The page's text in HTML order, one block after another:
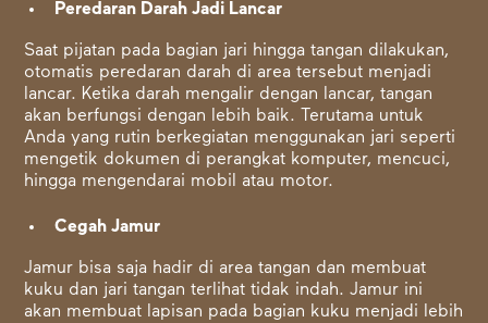
Peredaran Darah Jadi Lancar
Saat pijatan pada bagian jari hingga tangan dilakukan,
otomatis peredaran darah di area tersebut menjadi
lancar. Ketika darah mengalir dengan lancar, tangan
akan berfungsi dengan lebih baik. Terutama untuk
Anda yang rutin berkegiatan menggunakan jari seperti
mengetik dokumen di perangkat komputer, mencuci,
hingga mengendarai mobil atau motor.
Cegah Jamur
Jamur bisa saja hadir di area tangan dan membuat
kuku dan jari tangan terlihat tidak indah. Jamur ini
akan membuat lapisan pada bagian kuku menjadi lebih